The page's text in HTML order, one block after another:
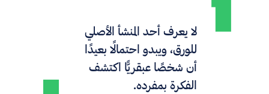
لا يعرف أحد المنشأ الأصلي
للورق، ويبدو احتمالًا بعيدًا
أن شخصًا عبقريًّا اكتشف
الفكرة بمفرده.